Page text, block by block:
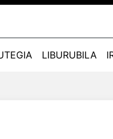
LIBURUBILA